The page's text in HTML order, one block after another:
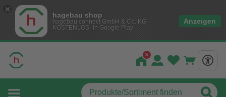
hagebau shop
hagebau connect GmbH & Co. KG
KOSTENLOS- In Google Play
Anzeigen